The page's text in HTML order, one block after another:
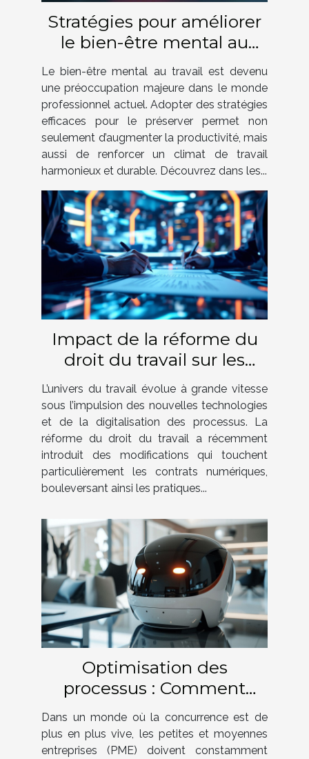
Stratégies pour améliorer
le bien-être mental au
travail
Le bien-être mental au travail est devenu
une préoccupation majeure dans le monde
professionnel actuel. Adopter des stratégies
efficaces pour le préserver permet non
seulement d’augmenter la productivité, mais
aussi de renforcer un climat de travail
harmonieux et durable. Découvrez dans les...
Impact de la réforme du
droit du travail sur les
contrats numériques
L’univers du travail évolue à grande vitesse
sous l’impulsion des nouvelles technologies
et de la digitalisation des processus. La
réforme du droit du travail a récemment
introduit des modifications qui touchent
particulièrement les contrats numériques,
bouleversant ainsi les pratiques...
Optimisation des
processus : Comment
l'automatisation
transforme les PME
Dans un monde où la concurrence est de
plus en plus vive, les petites et moyennes
entreprises (PME) doivent constamment